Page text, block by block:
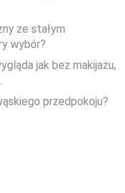
ze stałym
wybór?
jak bez makijażu,
przedpokoju?